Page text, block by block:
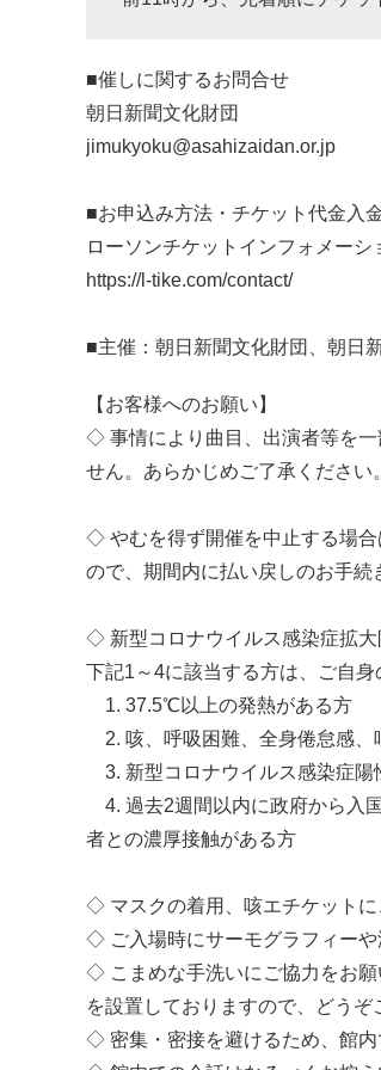
■催しに関するお問合せ
朝日新聞文化財団
jimukyoku@asahizaidan.or.jp
■お申込み方法・チケット代金入
ローソンチケットインフォメーシ
https://l-tike.com/contact/
■主催：朝日新聞文化財団、朝日
【お客様へのお願い】
◇ 事情により曲目、出演者等を
せん。あらかじめご了承ください。
◇ やむを得ず開催を中止する場
ので、期間内に払い戻しのお手続
◇ 新型コロナウイルス感染症拡大
下記1～4に該当する方は、ご自
1. 37.5℃以上の発熱がある方
2. 咳、呼吸困難、全身倦怠感、
3. 新型コロナウイルス感染症陽
4. 過去2週間以内に政府から入
者との濃厚接触がある方
◇ マスクの着用、咳エチケットに
◇ ご入場時にサーモグラフィーや
◇ こまめな手洗いにご協力をお
を設置しておりますので、どうぞ
◇ 密集・密接を避けるため、館内